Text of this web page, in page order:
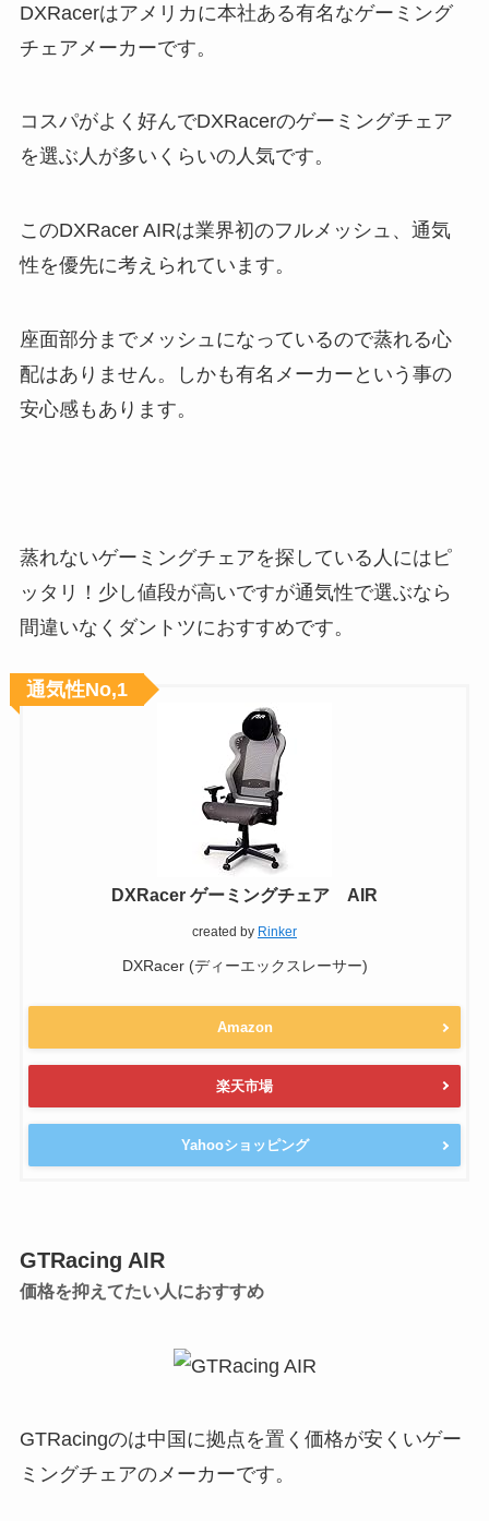
DXRacerはアメリカに本社ある有名なゲーミング
チェアメーカーです。
コスパがよく好んでDXRacerのゲーミングチェア
を選ぶ人が多いくらいの人気です。
このDXRacer AIRは業界初のフルメッシュ、通気
性を優先に考えられています。
座面部分までメッシュになっているので蒸れる心
配はありません。しかも有名メーカーという事の
安心感もあります。
蒸れないゲーミングチェアを探している人にはピ
ッタリ！少し値段が高いですが通気性で選ぶなら
間違いなくダントツにおすすめです。
DXRacer ゲーミングチェア AIR
created by Rinker
DXRacer (ディーエックスレーサー)
Amazon
楽天市場
Yahooショッピング
通気性No,1
GTRacing AIR
価格を抑えてたい人におすすめ
GTRacingのは中国に拠点を置く価格が安くいゲー
ミングチェアのメーカーです。